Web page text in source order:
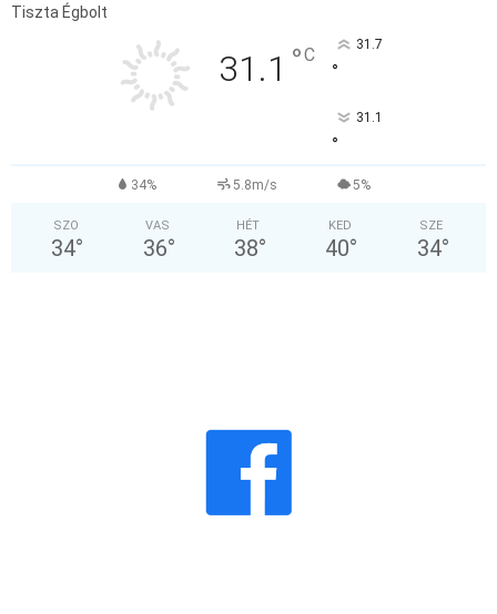
Tiszta Égbolt
31.1 °C 31.7
°
31.1
°
34% 5.8m/s 5%
SZO
34°
VAS
36°
HÉT
38°
KED
40°
SZE
34°